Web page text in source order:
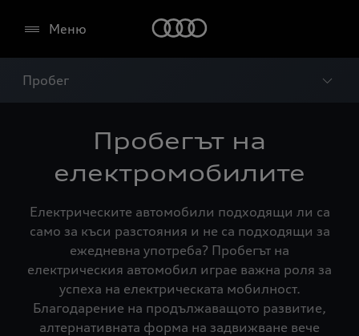
Меню
Пробег
Пробегът на
електромобилите
Електрическите автомобили подходящи ли са
само за къси разстояния и не са подходящи за
ежедневна употреба? Пробегът на
електрическия автомобил играе важна роля за
успеха на електрическата мобилност.
Благодарение на продължаващото развитие,
алтернативната форма на задвижване вече